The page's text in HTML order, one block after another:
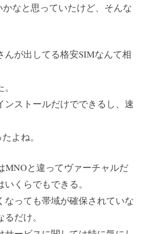
なと思っていたけど、そんな
が出してる格安SIMなんて相
ンストールだけでできるし、速
よね。
MNOと違ってヴァーチャルだ
くらでもできる。
なっても帯域が確保されていな
だけ。